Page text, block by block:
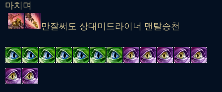
마치며
만잘써도 상대미드라이너 맨탈승천